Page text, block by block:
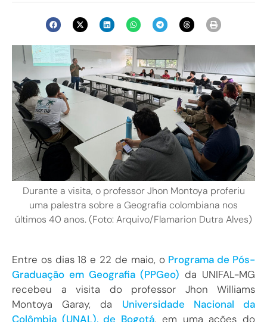
Durante a visita, o professor Jhon Montoya proferiu
uma palestra sobre a Geografia colombiana nos
últimos 40 anos. (Foto: Arquivo/Flamarion Dutra Alves)
Entre os dias 18 e 22 de maio, o Programa de Pós-
Graduação em Geografia (PPGeo) da UNIFAL-MG
recebeu a visita do professor Jhon Williams
Montoya Garay, da Universidade Nacional da
Colômbia (UNAL), de Bogotá, em uma ações do